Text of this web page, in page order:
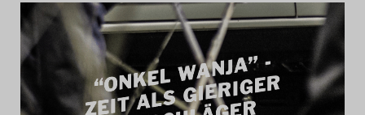
Nutzungsbedingungen
Search